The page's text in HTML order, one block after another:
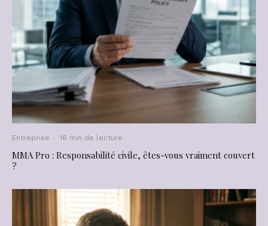
Entreprise · 16 min de lecture
MMA Pro : Responsabilité civile, êtes-vous vraiment couvert
?